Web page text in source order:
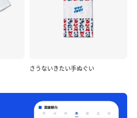
さうないきたい手ぬぐい